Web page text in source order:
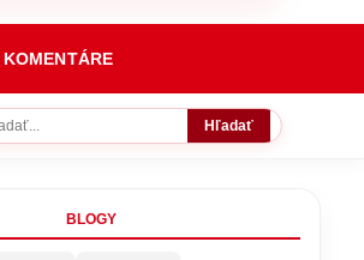
KOMENTÁRE
Hľadať
BLOGY